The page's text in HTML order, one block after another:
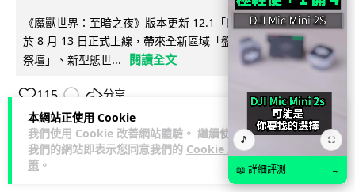
本網站正使用 Cookie
我們使用 Cookie 改善網站體驗。 繼續使用
我們的網站即表示您同意我們的 Cookie 政
策 。
《魔獸世界：至暗之夜》版本更新 12.1「烏拉特克的詛咒」將
於 8 月 13 日正式上線，帶來全新區域「盤蛇島」、地城「毒牙
祭壇」、新型態世...
閱讀全文
115 分享
🎵 ⛶
📖 詳細評測 →